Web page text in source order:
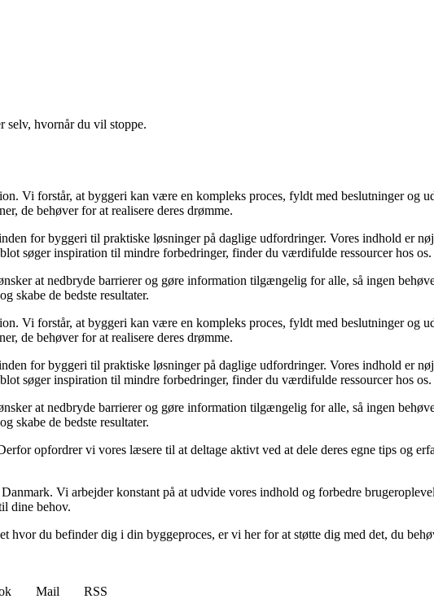
selv, hvornår du vil stoppe.
Vi forstår, at byggeri kan være en kompleks proces, fyldt med beslutninger og
de behøver for at realisere deres drømme.
for byggeri til praktiske løsninger på daglige udfordringer. Vores indhold er
søger inspiration til mindre forbedringer, finder du værdifulde ressourcer hos os.
at nedbryde barrierer og gøre information tilgængelig for alle, så ingen
skabe de bedste resultater.
Vi forstår, at byggeri kan være en kompleks proces, fyldt med beslutninger og
de behøver for at realisere deres drømme.
for byggeri til praktiske løsninger på daglige udfordringer. Vores indhold er
søger inspiration til mindre forbedringer, finder du værdifulde ressourcer hos os.
at nedbryde barrierer og gøre information tilgængelig for alle, så ingen
skabe de bedste resultater.
opfordrer vi vores læsere til at deltage aktivt ved at dele deres egne tips og
Vi arbejder konstant på at udvide vores indhold og forbedre
dine behov.
hvor du befinder dig i din byggeproces, er vi her for at støtte dig med det, du
Mail RSS